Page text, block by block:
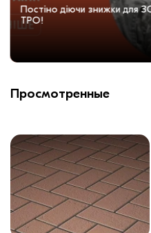
Постіно діючи знижки для
ТРО!
Просмотренные